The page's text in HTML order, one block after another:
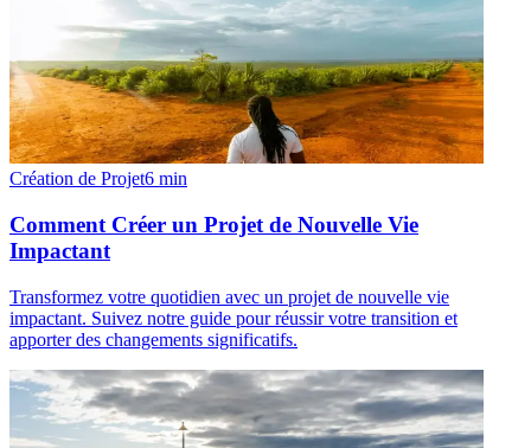
Création de Projet6 min
Comment Créer un Projet de Nouvelle Vie
Impactant
Transformez votre quotidien avec un projet de nouvelle vie
impactant. Suivez notre guide pour réussir votre transition et
apporter des changements significatifs.